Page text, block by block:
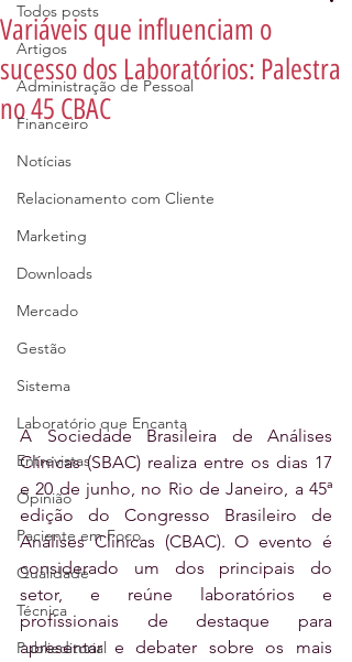
Todos posts
Artigos
Administração de Pessoal
Financeiro
Notícias
Relacionamento com Cliente
Marketing
Downloads
Mercado
Gestão
Sistema
Laboratório que Encanta
Entrevistas
Opinião
Paciente em Foco
Qualidade
Técnica
Publieditorial
Variáveis que influenciam o
sucesso dos Laboratórios: Palestra
no 45 CBAC
A Sociedade Brasileira de Análises
Clínicas (SBAC) realiza entre os dias 17
e 20 de junho, no Rio de Janeiro, a 45ª
edição do Congresso Brasileiro de
Análises Clínicas (CBAC). O evento é
considerado um dos principais do
setor, e reúne laboratórios e
profissionais de destaque para
apresentar e debater sobre os mais